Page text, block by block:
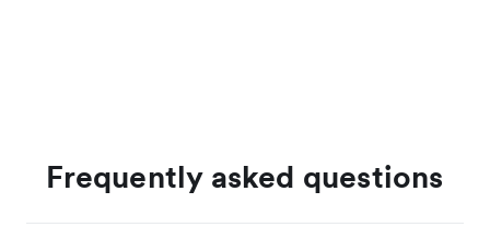
Frequently asked questions